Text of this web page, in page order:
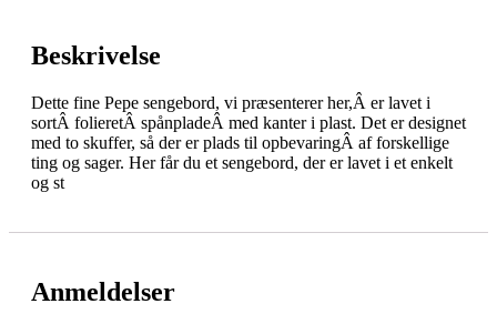
Beskrivelse
Dette fine Pepe sengebord, vi præsenterer her,Â er lavet i
sortÂ folieretÂ spånpladeÂ med kanter i plast. Det er designet
med to skuffer, så der er plads til opbevaringÂ af forskellige
ting og sager. Her får du et sengebord, der er lavet i et enkelt
og st
Anmeldelser